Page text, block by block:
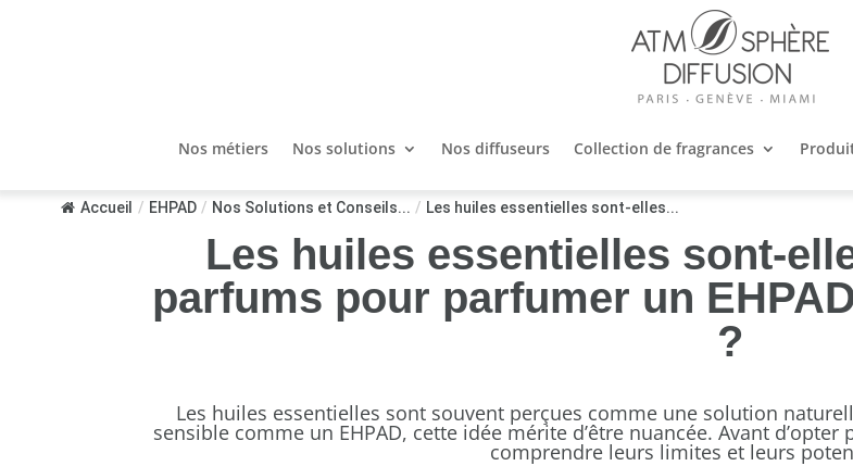
Nos métiers Nos solutions Nos diffuseurs Collection de fragrances
Accueil / EHPAD / Nos Solutions et Conseils... / Les huiles essentielles sont-elles...
Les huiles essentielles sont-
parfums pour parfumer un
?
Les huiles essentielles sont souvent perçues comme une solution
sensible comme un EHPAD, cette idée mérite d’être nuancée. Avant
comprendre leurs limites et leurs